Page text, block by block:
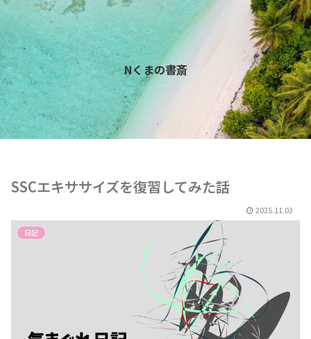
Nくまの書斎
SSCエキササイズを復習してみた話
2025.11.03
日記